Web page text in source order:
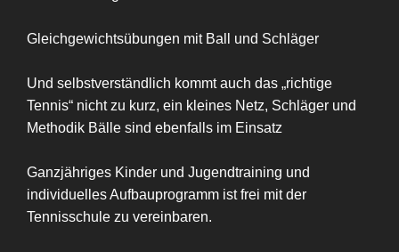
Gleichgewichtsübungen mit Ball und Schläger
Und selbstverständlich kommt auch das „richtige
Tennis“ nicht zu kurz, ein kleines Netz, Schläger und
Methodik Bälle sind ebenfalls im Einsatz
Ganzjähriges Kinder und Jugendtraining und
individuelles Aufbauprogramm ist frei mit der
Tennisschule zu vereinbaren.